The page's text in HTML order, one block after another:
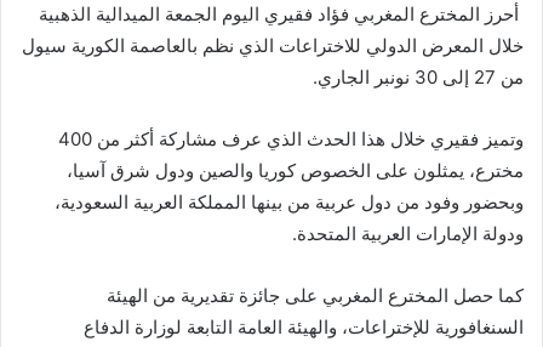
أحرز المخترع المغربي فؤاد فقيري اليوم الجمعة الميدالية الذهبية
خلال المعرض الدولي للاختراعات الذي نظم بالعاصمة الكورية سيول
من 27 إلى 30 نونبر الجاري.
وتميز فقيري خلال هذا الحدث الذي عرف مشاركة أكثر من 400
مخترع، يمثلون على الخصوص كوريا والصين ودول شرق آسيا،
وبحضور وفود من دول عربية من بينها المملكة العربية السعودية،
ودولة الإمارات العربية المتحدة.
كما حصل المخترع المغربي على جائزة تقديرية من الهيئة
السنغافورية للإختراعات، والهيئة العامة التابعة لوزارة الدفاع